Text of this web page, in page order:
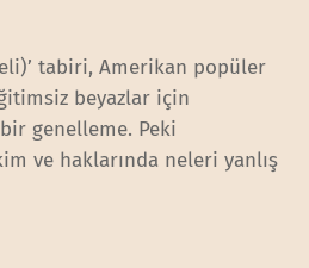
tabiri, Amerikan popüler
beyazlar için
bir genelleme. Peki
ve haklarında neleri yanlış